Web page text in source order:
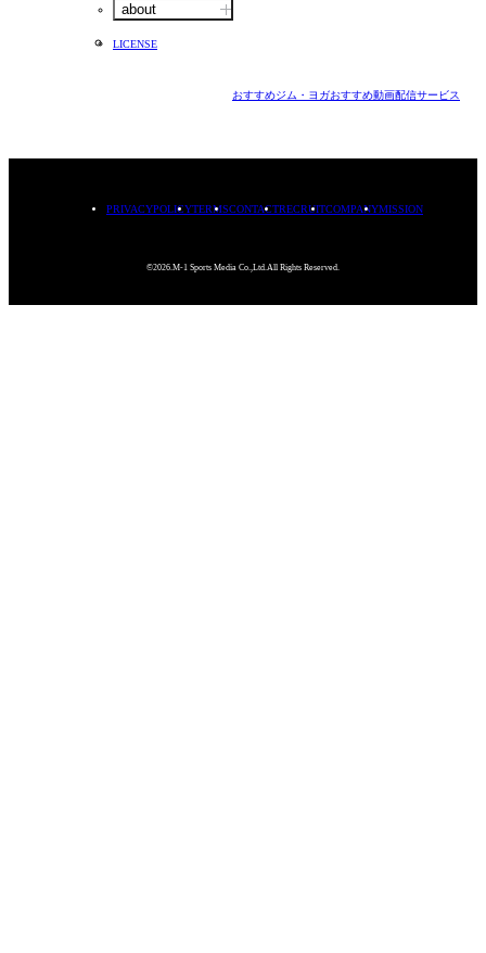
about
LICENSE
おすすめジム・ヨガおすすめ動画配信サービス
PRIVACYPOLICYTERMSCONTACTRECRUITCOMPANYMISSION
©2026.M-1 Sports Media Co.,Ltd.All Rights Reserved.